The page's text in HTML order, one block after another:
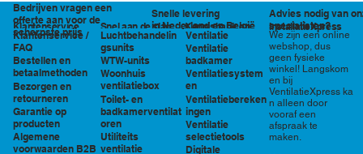
Klantenservice
Klantenservice /
FAQ
Bestellen en
betaalmethoden
Bezorgen en
retourneren
Garantie op
producten
Algemene
voorwaarden B2B
Bedrijven vragen een
offerte aan voor de
scherpste prijs
Snelle levering
in Nederland en België
Advies nodig van
specialisten?
Snel aan de slag
Luchtbehandelin
gsunits
WTW-units
Woonhuis
ventilatiebox
Toilet- en
badkamerventilat
oren
Utiliteits
ventilatie
Kennisbank en
tools
Ventilatie
Ventilatie
badkamer
Ventilatiesystem
en
Ventilatiebereken
ingen
Ventilatie
selectietools
Digitale
We zijn een online
webshop, dus
geen fysieke
winkel! Langskom
en bij
VentilatieXpress ka
n alleen door
vooraf een
afspraak te
maken.
InstallatieXpress